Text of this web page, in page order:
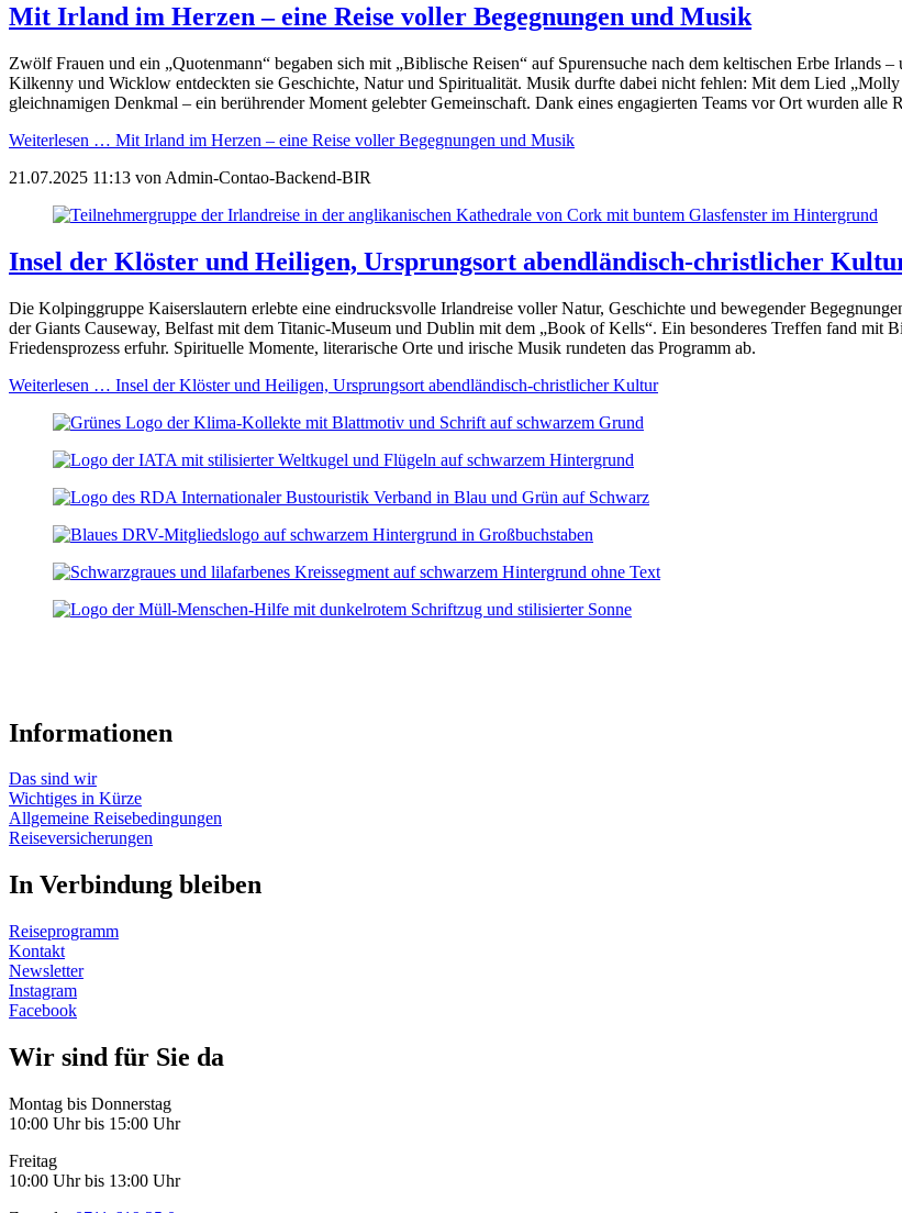
Mit Irland im Herzen – eine Reise voller Begegnungen und Musik
Zwölf Frauen und ein „Quotenmann“ begaben sich mit „Biblische Reisen“ auf Spurensuche nach dem keltischen Erbe Irlands
Kilkenny und Wicklow entdeckten sie Geschichte, Natur und Spiritualität. Musik durfte dabei nicht fehlen: Mit dem Lied
gleichnamigen Denkmal – ein berührender Moment gelebter Gemeinschaft. Dank eines engagierten Teams vor Ort wurden alle
Weiterlesen … Mit Irland im Herzen – eine Reise voller Begegnungen und Musik
21.07.2025 11:13 von Admin-Contao-Backend-BIR
Insel der Klöster und Heiligen, Ursprungsort abendländisch-christlicher
Die Kolpinggruppe Kaiserslautern erlebte eine eindrucksvolle Irlandreise voller Natur, Geschichte und bewegender
der Giants Causeway, Belfast mit dem Titanic-Museum und Dublin mit dem „Book of Kells“. Ein besonderes Treffen fand
Friedensprozess erfuhr. Spirituelle Momente, literarische Orte und irische Musik rundeten das Programm ab.
Weiterlesen … Insel der Klöster und Heiligen, Ursprungsort abendländisch-christlicher Kultur
Informationen
Das sind wir
Wichtiges in Kürze
Allgemeine Reisebedingungen
Reiseversicherungen
In Verbindung bleiben
Reiseprogramm
Kontakt
Newsletter
Instagram
Facebook
Wir sind für Sie da
Montag bis Donnerstag
10:00 Uhr bis 15:00 Uhr
Freitag
10:00 Uhr bis 13:00 Uhr